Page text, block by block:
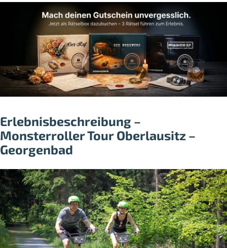
Erlebnisbeschreibung –
Monsterroller Tour Oberlausitz –
Georgenbad